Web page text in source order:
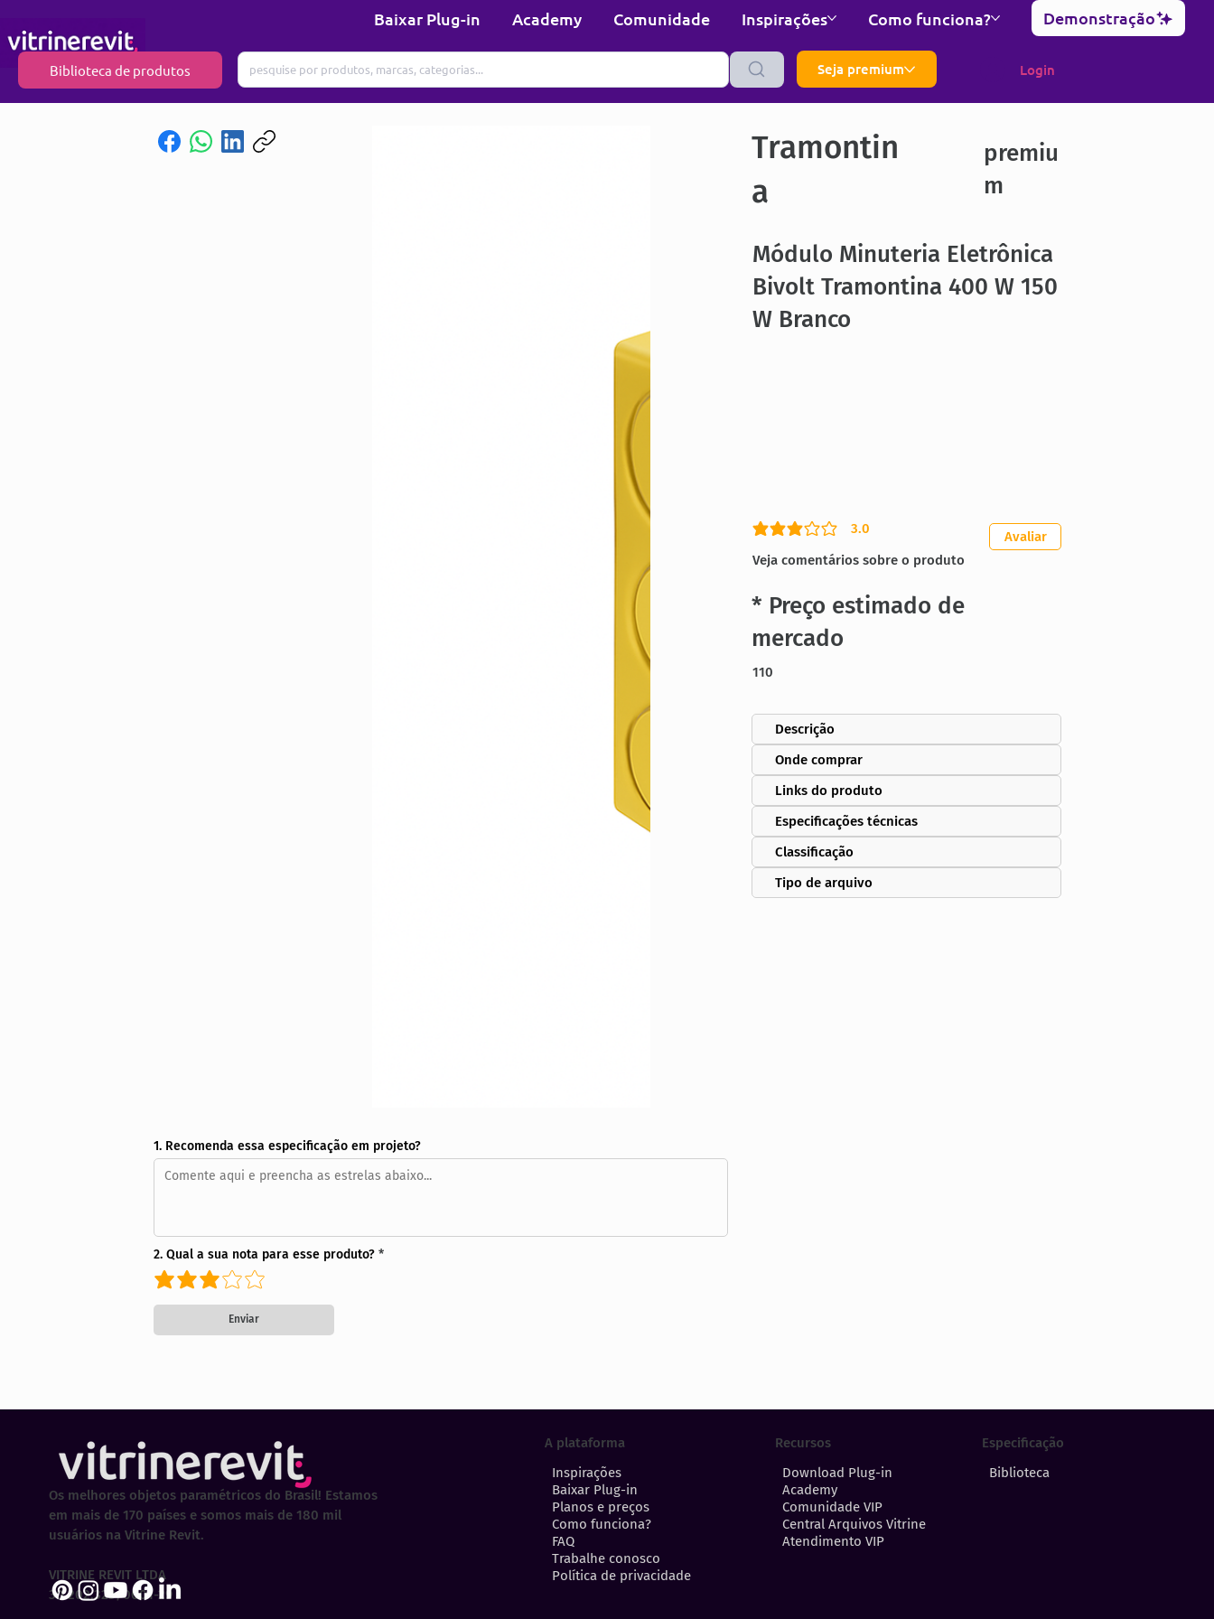
Baixar Plug-in Academy Comunidade Inspirações Como funciona? Demonstração
Biblioteca de produtos Seja premium Login
Tramontin
a
premiu
m
Módulo Minuteria Eletrônica
Bivolt Tramontina 400 W 150
W Branco
3.0
classificação média é 3 de 5
Veja comentários sobre o produto
Avaliar
* Preço estimado de
mercado
110
Descrição
Onde comprar
Links do produto
Especificações técnicas
Classificação
Tipo de arquivo
1. Recomenda essa especificação em projeto?
2. Qual a sua nota para esse produto?
Enviar
A plataforma
Inspirações
Baixar Plug-in
Planos e preços
Como funciona?
FAQ
Trabalhe conosco
Política de privacidade
Recursos
Download Plug-in
Academy
Comunidade VIP
Central Arquivos Vitrine
Atendimento VIP
Especificação
Biblioteca
Os melhores objetos paramétricos do Brasil! Estamos
em mais de 170 países e somos mais de 180 mil
usuários na Vitrine Revit.
VITRINE REVIT LTDA
30.202.323/0001-29